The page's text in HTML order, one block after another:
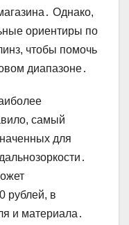
Однако,
ориентиры по
чтобы помочь
диапазоне․
самый
для
рублей, в
и материала․